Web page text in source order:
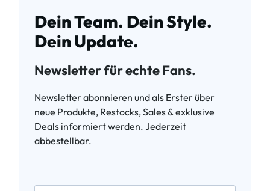
Dein Team. Dein Style.
Dein Update.
Newsletter für echte Fans.
Newsletter abonnieren und als Erster über
neue Produkte, Restocks, Sales & exklusive
Deals informiert werden. Jederzeit
abbestellbar.